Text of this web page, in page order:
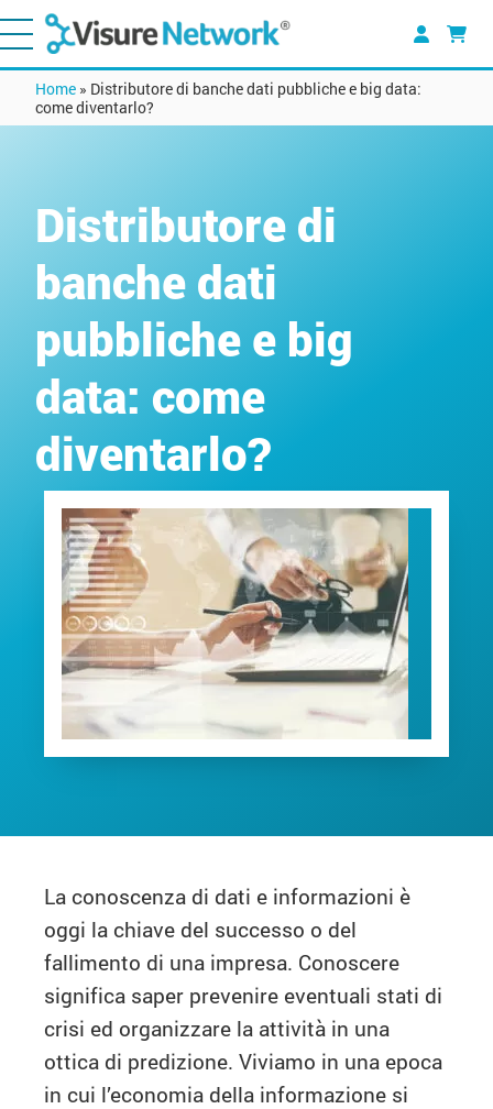
Home » Distributore di banche dati pubbliche e big data:
come diventarlo?
Distributore di
banche dati
pubbliche e big
data: come
diventarlo?
La conoscenza di dati e informazioni è
oggi la chiave del successo o del
fallimento di una impresa. Conoscere
significa saper prevenire eventuali stati di
crisi ed organizzare la attività in una
ottica di predizione. Viviamo in una epoca
in cui l’economia della informazione si